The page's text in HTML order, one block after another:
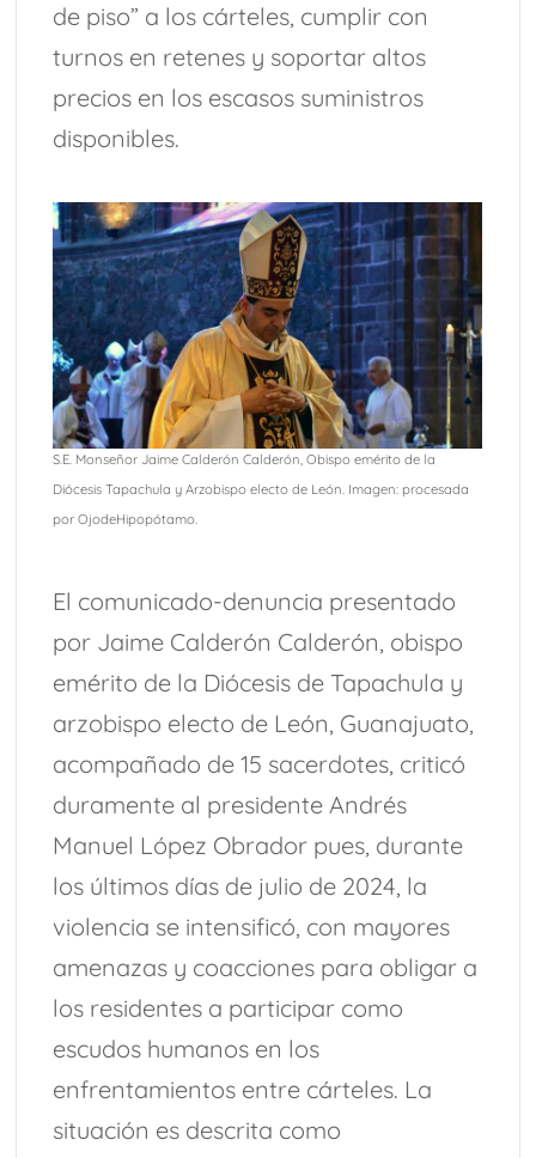
de piso” a los cárteles, cumplir con
turnos en retenes y soportar altos
precios en los escasos suministros
disponibles.
S.E. Monseñor Jaime Calderón Calderón, Obispo emérito de la
Diócesis Tapachula y Arzobispo electo de León. Imagen: procesada
por OjodeHipopótamo.
El comunicado-denuncia presentado
por Jaime Calderón Calderón, obispo
emérito de la Diócesis de Tapachula y
arzobispo electo de León, Guanajuato,
acompañado de 15 sacerdotes, criticó
duramente al presidente Andrés
Manuel López Obrador pues, durante
los últimos días de julio de 2024, la
violencia se intensificó, con mayores
amenazas y coacciones para obligar a
los residentes a participar como
escudos humanos en los
enfrentamientos entre cárteles. La
situación es descrita como